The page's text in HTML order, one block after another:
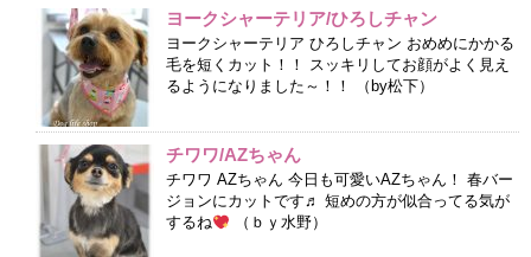
ヨークシャーテリア/ひろしチャン
ヨークシャーテリア ひろしチャン おめめにかかる
毛を短くカット！！ スッキリしてお顔がよく見え
るようになりました～！！ （by松下）
チワワ/AZちゃん
チワワ AZちゃん 今日も可愛いAZちゃん！ 春バー
ジョンにカットです♬ 短めの方が似合ってる気が
するね
（ｂｙ水野）